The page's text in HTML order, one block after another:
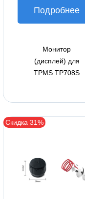
Подробнее
Монитор
(дисплей) для
TPMS TP708S
Скидка 31%